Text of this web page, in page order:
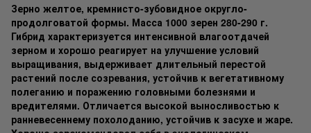
Зерно желтое, кремнисто-зубовидное округло-
продолговатой формы. Масса 1000 зерен 280-290 г.
Гибрид характеризуется интенсивной влагоотдачей
зерном и хорошо реагирует на улучшение условий
выращивания, выдерживает длительный перестой
растений после созревания, устойчив к вегетативному
полеганию и поражению головными болезнями и
вредителями. Отличается высокой выносливостью к
ранневесеннему похолоданию, устойчив к засухе и жаре.